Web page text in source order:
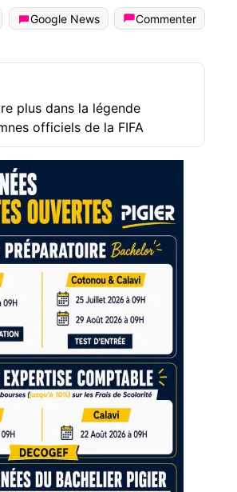
Google News
Commenter
plus dans la légende
officiels de la FIFA